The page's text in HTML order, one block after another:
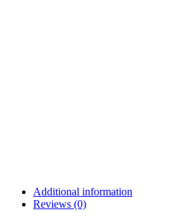
Additional information
Reviews (0)